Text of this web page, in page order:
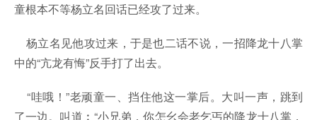
童根本不等杨立名回话已经攻了过来。
杨立名见他攻过来，于是也二话不说，一招降龙十八掌
中的“亢龙有悔”反手打了出去。
“哇哦！”老顽童一、挡住他这一掌后。大叫一声，跳到
了一边。叫道︰“小兄弟，你怎幺会老乞丐的降龙十八掌，